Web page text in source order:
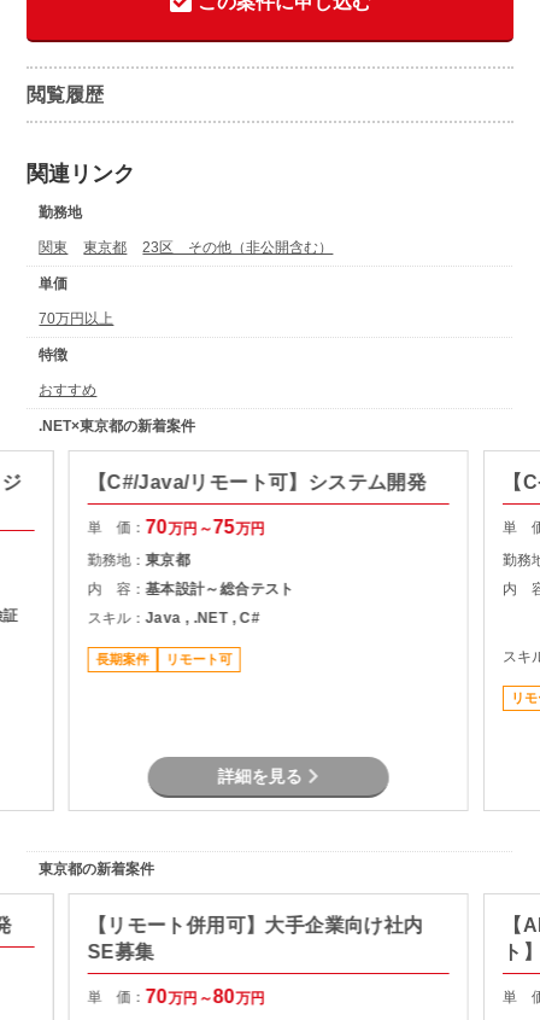
閲覧履歴
関連リンク
勤務地
関東 東京都 23区 その他（非公開含む）
単価
70万円以上
特徴
おすすめ
.NET×東京都の新着案件
証
【C#/Java/リモート可】システム開発
単 価： 70万円～75万円
勤務地：東京都
内 容：基本設計～総合テスト
スキル：Java , .NET , C#
長期案件 リモート可
詳細を見る
【
単
勤務
内
スキ
リ
東京都の新着案件
【リモート併用可】大手企業向け社内
SE募集
単 価： 70万円～80万円
【
ト
単